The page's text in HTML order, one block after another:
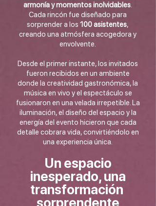
armonía y momentos inolvidables.
Cada rincón fue diseñado para
sorprender a los 100 asistentes,
creando una atmósfera acogedora y
envolvente.
Desde el primer instante, los invitados
fueron recibidos en un ambiente
donde la creatividad gastronómica, la
música en vivo y el espectáculo se
fusionaron en una velada irrepetible. La
iluminación, el diseño del espacio y la
energía del evento hicieron que cada
detalle cobrara vida, convirtiéndolo en
una experiencia única.
Un espacio
inesperado, una
transformación